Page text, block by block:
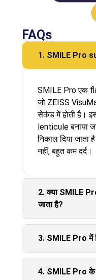
FAQs
1. SMILE Pro
SMILE Pro एक
जो ZEISS
सेकंड में होती है।
lenticule बनाया
निकाल दिया जाता
नहीं, बहुत कम दर्द।
2. क्या SMILE
जाता है?
3. SMILE Pro में
4. SMILE Pro के